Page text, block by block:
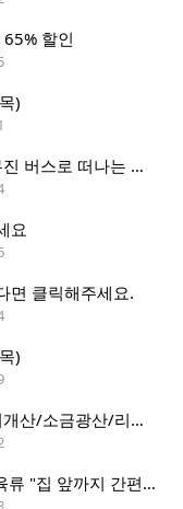
할인
)
[푸른투어] 12/3일 출발확정!!! VIP 리무진 버스로 떠나는 애틀란타에서 마이애미 5박6일
요
면 클릭해주세요.
)
[푸른투어] 페루 Full Tour 6박 8일(무지개산/소금광산/리마 시티 포함)
시애틀 프리미엄 사시미/구이용 생선/육류 "집 앞까지 간편하게" – 영오션샵닷컴